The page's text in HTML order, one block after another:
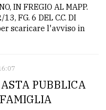
IN FREGIO AL MAPP.
FG. 6 DEL C.C. DI
scaricare l'avviso in
PUBBLICA